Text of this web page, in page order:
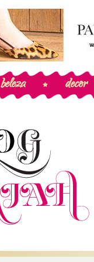
beleza decor